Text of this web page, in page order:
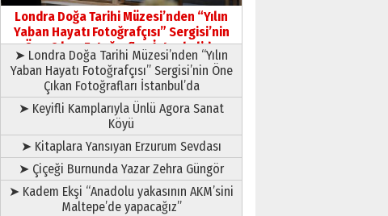
Şampiyonluk Sebahattin
Şirin’e yazar
11 Mayıs 2026 Pazartesi
Londra Doğa Tarihi Müzesi’nden “Yılın
Yaban Hayatı Fotoğrafçısı” Sergisi’nin
Öne Çıkan Fotoğrafları İstanbul’da
➤ Londra Doğa Tarihi Müzesi’nden “Yılın
Yaban Hayatı Fotoğrafçısı” Sergisi’nin Öne
Çıkan Fotoğrafları İstanbul’da
➤ Keyifli Kamplarıyla Ünlü Agora Sanat
Köyü
➤ Kitaplara Yansıyan Erzurum Sevdası
➤ Çiçeği Burnunda Yazar Zehra Güngör
➤ Kadem Ekşi “Anadolu yakasının AKM’sini
Maltepe’de yapacağız”